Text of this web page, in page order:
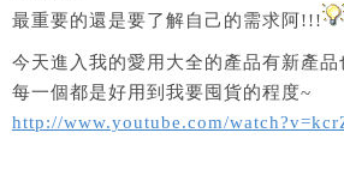
最重要的還是要了解自己的需求阿!!!
今天進入我的愛用大全的產品有新產品
每一個都是好用到我要囤貨的程度~
http://www.youtube.com/